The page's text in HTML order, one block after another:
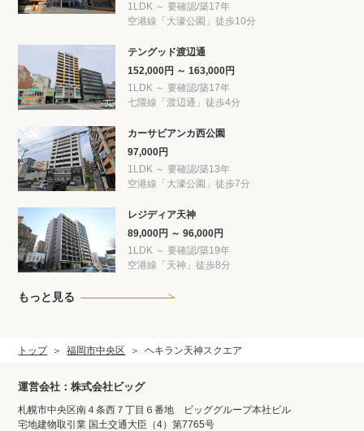
1LDK ～ 要確認/築17年
空港線「大濠公園」徒歩10分
テングッド渡辺通
152,000円 ～ 163,000円
1LDK ～ 要確認/築17年
七隈線「渡辺通」徒歩4分
カーサビアンカ西公園
97,000円
1LDK ～ 要確認/築13年
空港線「大濠公園」徒歩7分
レジディア天神
89,000円 ～ 96,000円
1LDK ～ 要確認/築19年
空港線「天神」徒歩8分
もっと見る
トップ 福岡市中央区 ヘキラン天神スクエア
運営会社：株式会社ビッグ
札幌市中央区南４条西７丁目６番地 ビッググループ本社ビル
宅地建物取引業 国土交通大臣（4）第7765号